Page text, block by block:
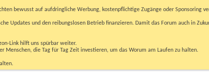
bewusst auf aufdringliche Werbung, kostenpflichtige Zugänge oder Sponsoring
Updates und den reibungslosen Betrieb finanzieren. Damit das Forum auch in
Link hilft uns spürbar weiter.
die Tag für Tag Zeit investieren, um das Worum am Laufen zu halten.